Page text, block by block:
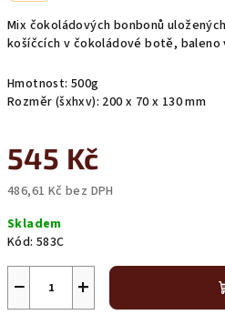
Mix čokoládových bonbonů
košíčcích v čokoládové botě, baleno
Hmotnost: 500g
Rozměr (šxhxv): 200 x 70 x 130 mm
545 Kč
486,61 Kč bez DPH
cena:
Skladem
Kód: 583C
+
−